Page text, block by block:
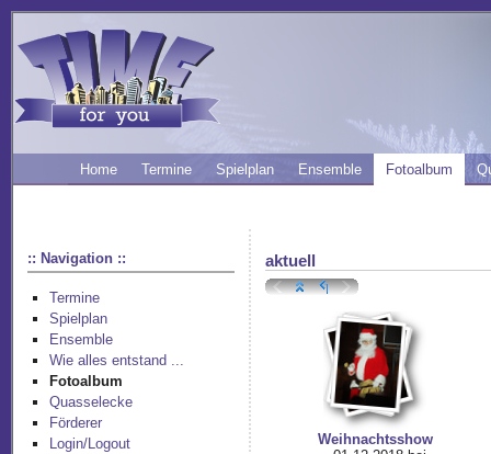
Home Termine Spielplan Ensemble Fotoalbum
:: Navigation ::
Termine
Spielplan
Ensemble
Wie alles entstand ...
Fotoalbum
Quasselecke
Förderer
Login/Logout
aktuell
Weihnachtsshow